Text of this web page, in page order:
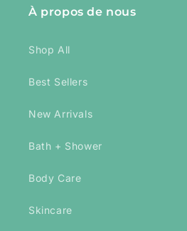
À propos de nous
Shop All
Best Sellers
New Arrivals
Bath + Shower
Body Care
Skincare